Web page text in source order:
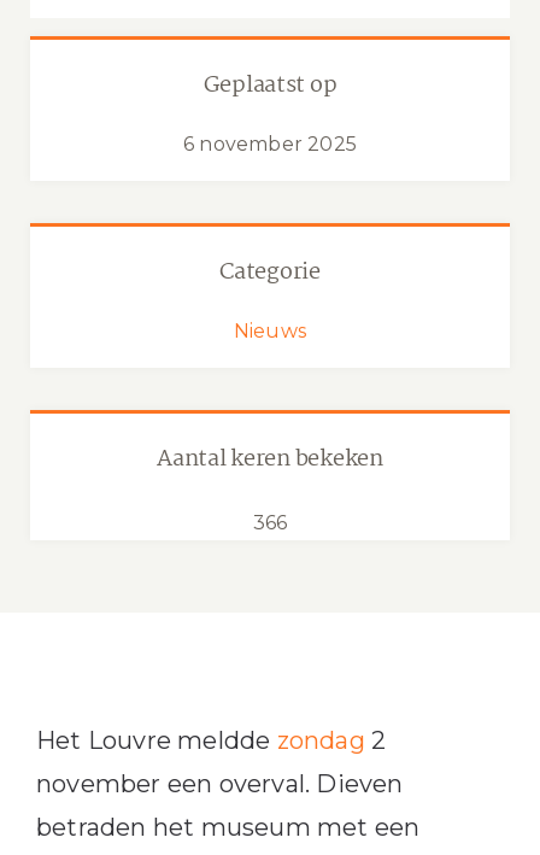
Categorie
Nieuws
Geplaatst op
6 november 2025
Aantal keren bekeken
366
Het Louvre meldde zondag 2
november een overval. Dieven
betraden het museum met een